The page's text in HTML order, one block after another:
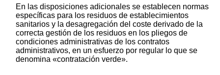
En las disposiciones adicionales se establecen normas
específicas para los residuos de establecimientos
sanitarios y la desagregación del coste derivado de la
correcta gestión de los residuos en los pliegos de
condiciones administrativas de los contratos
administrativos, en un esfuerzo por regular lo que se
denomina «contratación verde».